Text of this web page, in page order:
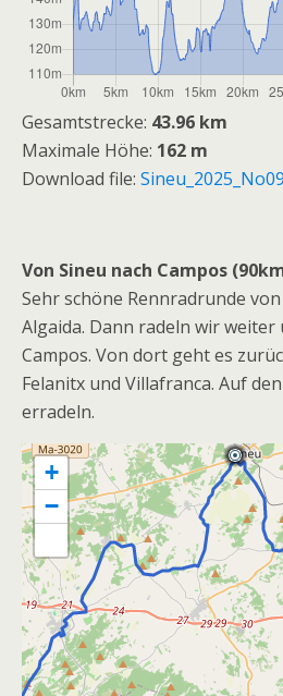
Gesamtstrecke: 43.96 km
Maximale Höhe: 162 m
Download file:
Von Sineu nach Campos
Sehr schöne Rennradrunde
Algaida. Dann radeln wir
Campos. Von dort geht es
Felanitx und Villafranca. Auf
erradeln.
+
−